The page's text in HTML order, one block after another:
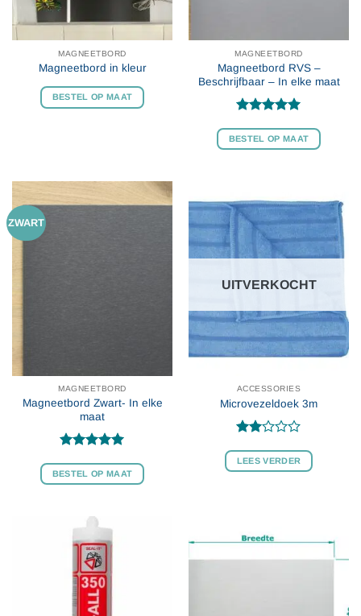
MAGNEETBORD
Magneetbord in kleur
BESTEL OP MAAT
MAGNEETBORD
Magneetbord RVS –
Beschrijfbaar – In elke maat
4.97uit 5
BESTEL OP MAAT
ZWART
MAGNEETBORD
Magneetbord Zwart- In elke
maat
5uit 5
BESTEL OP MAAT
UITVERKOCHT
ACCESSORIES
Microvezeldoek 3m
2uit
5
LEES VERDER